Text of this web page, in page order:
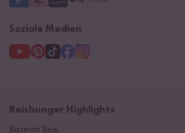
Soziale Medien
Reishunger Highlights
Basmati Reis